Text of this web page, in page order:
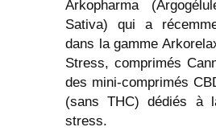
Arkopharma
Sativa) qui a
dans la gamme
Stress, comprimés
des mini-comprimés
(sans THC) dédiés à
stress.